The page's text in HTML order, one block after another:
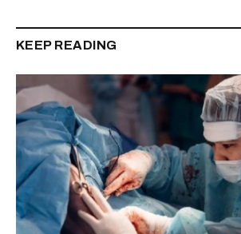
KEEP READING